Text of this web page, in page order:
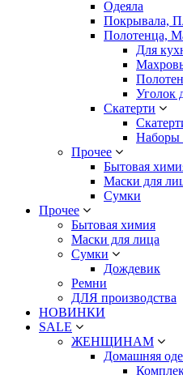
Одеяла
Покрывала,
Полотенца,
Для
Уголок
Скатерти
Наборы
Прочее
Бытовая
Маски для
Сумки
Прочее
Бытовая химия
Маски для лица
Сумки
Дождевик
Ремни
ДЛЯ производства
НОВИНКИ
SALE
ЖЕНЩИНАМ
Домашняя